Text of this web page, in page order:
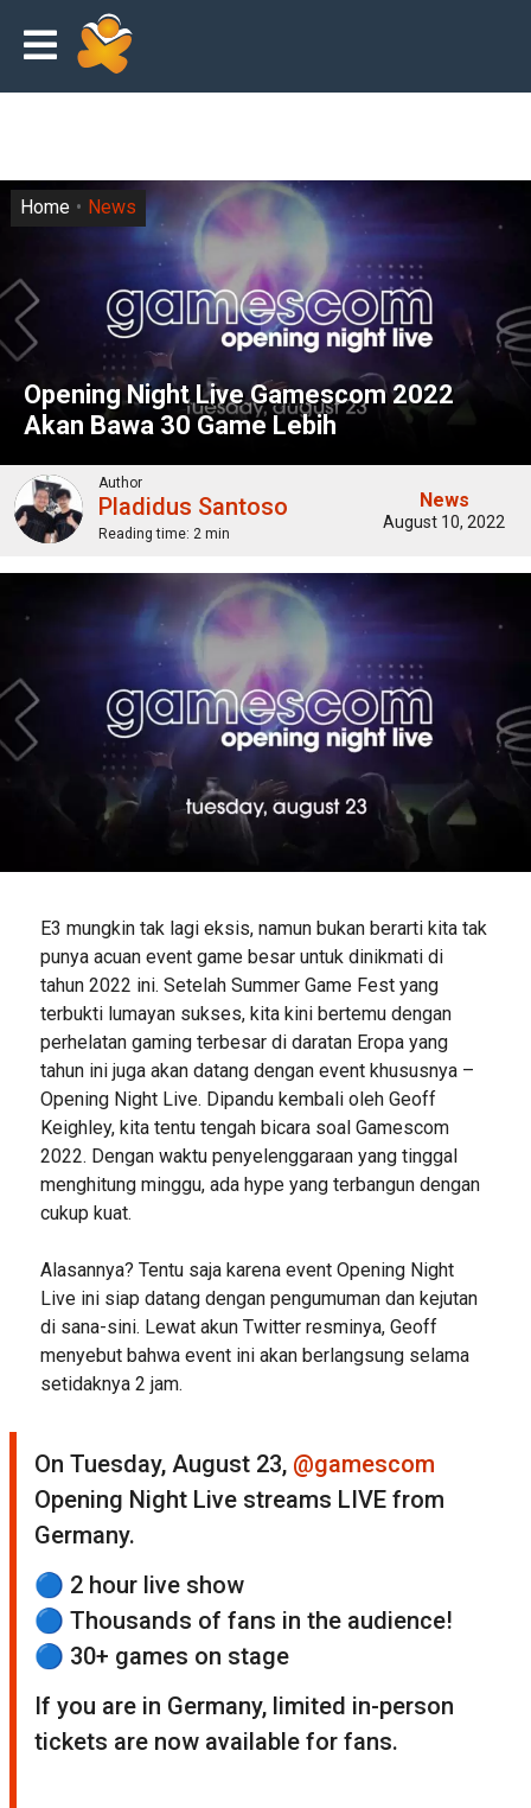
Opening Night Live Gamescom 2022
Akan Bawa 30 Game Lebih
Home News
Author
Pladidus Santoso
Reading time: 2 min
News
August 10, 2022
E3 mungkin tak lagi eksis, namun bukan berarti kita tak
punya acuan event game besar untuk dinikmati di
tahun 2022 ini. Setelah Summer Game Fest yang
terbukti lumayan sukses, kita kini bertemu dengan
perhelatan gaming terbesar di daratan Eropa yang
tahun ini juga akan datang dengan event khususnya –
Opening Night Live. Dipandu kembali oleh Geoff
Keighley, kita tentu tengah bicara soal Gamescom
2022. Dengan waktu penyelenggaraan yang tinggal
menghitung minggu, ada hype yang terbangun dengan
cukup kuat.
Alasannya? Tentu saja karena event Opening Night
Live ini siap datang dengan pengumuman dan kejutan
di sana-sini. Lewat akun Twitter resminya, Geoff
menyebut bahwa event ini akan berlangsung selama
setidaknya 2 jam.
On Tuesday, August 23, @gamescom
Opening Night Live streams LIVE from
Germany.
🔵 2 hour live show
🔵 Thousands of fans in the audience!
🔵 30+ games on stage
If you are in Germany, limited in-person
tickets are now available for fans.